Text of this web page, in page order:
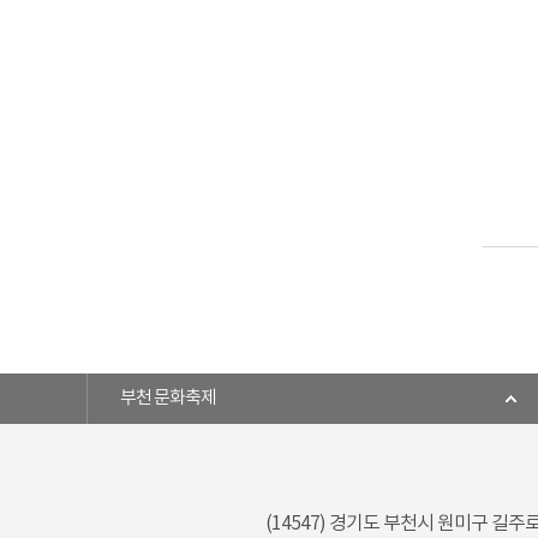
부천 문화축제
(14547) 경기도 부천시 원미구 길주